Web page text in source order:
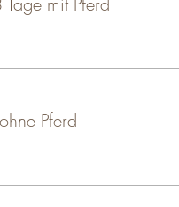
Pferd